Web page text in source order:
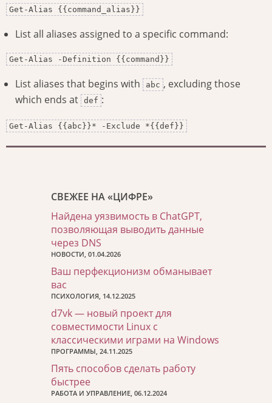
Get-Alias {{command_alias}}
List all aliases assigned to a specific command:
Get-Alias -Definition {{command}}
List aliases that begins with abc , excluding those
which ends at def :
Get-Alias {{abc}}* -Exclude *{{def}}
СВЕЖЕЕ НА «ЦИФРЕ»
Найдена уязвимость в ChatGPT,
позволяющая выводить данные
через DNS
НОВОСТИ, 01.04.2026
Ваш перфекционизм обманывает
вас
ПСИХОЛОГИЯ, 14.12.2025
d7vk — новый проект для
совместимости Linux с
классическими играми на Windows
ПРОГРАММЫ, 24.11.2025
Пять способов сделать работу
быстрее
РАБОТА И УПРАВЛЕНИЕ, 06.12.2024